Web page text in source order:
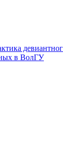
в ВолГУ